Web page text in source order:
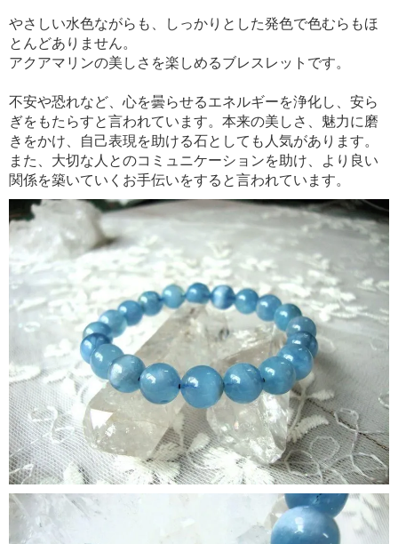
やさしい水色ながらも、しっかりとした発色で色むらもほ
とんどありません。
アクアマリンの美しさを楽しめるブレスレットです。
不安や恐れなど、心を曇らせるエネルギーを浄化し、安ら
ぎをもたらすと言われています。本来の美しさ、魅力に磨
きをかけ、自己表現を助ける石としても人気があります。
また、大切な人とのコミュニケーションを助け、より良い
関係を築いていくお手伝いをすると言われています。